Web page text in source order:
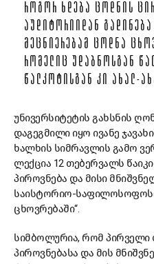
ᲠᲝᲒᲝᲠ ᲮᲓᲔᲑᲐ ᲪᲝᲓᲜᲘᲡ
ᲐᲣᲓᲘᲢᲝᲠᲘᲘᲓᲐᲜ
ᲛᲔᲪᲜᲘᲔᲠᲔᲑᲐᲛ ᲪᲝᲓᲜᲐ
ᲠᲝᲛᲔᲚᲘᲪ ᲣᲓᲐᲑᲜᲝᲡᲒᲐᲜ
ᲬᲐᲚᲙᲝᲢᲘᲡᲒᲐᲜ ᲙᲘ ᲐᲮᲐᲚ-
უნივერსიტეტის გახსნის
დაგეგმილი იყო ივანე
ხალხის სიმრავლის გამო
ლექცია 12 თებერვალს
პიროვნება და მისი
საისტორიო-
ცხოვრებაში“.
სიმბოლურია, რომ პირველი
პიროვნებასა და მის